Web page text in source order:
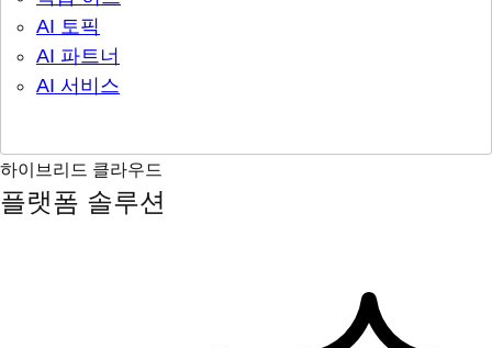
AI 토픽
AI 파트너
AI 서비스
하이브리드 클라우드
플랫폼 솔루션